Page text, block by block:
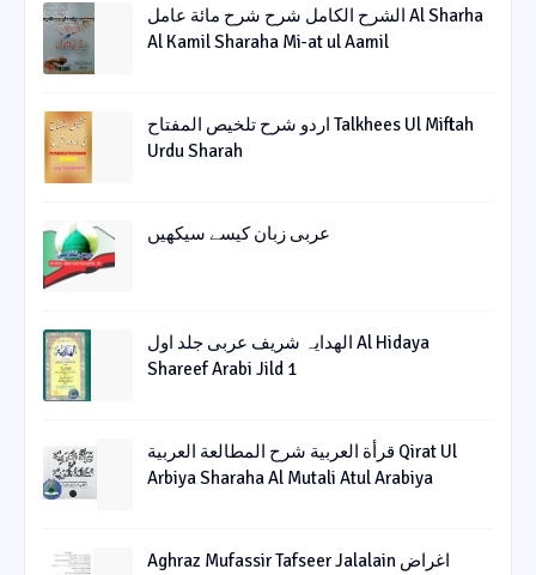
الشرح الکامل شرح شرح مائة عامل Al Sharha
Al Kamil Sharaha Mi-at ul Aamil
اردو شرح تلخیص المفتاح Talkhees Ul Miftah
Urdu Sharah
عربی زبان کیسے سیکھیں
الھدایہ شریف عربی جلد اول Al Hidaya
Shareef Arabi Jild 1
قرأة العربیة شرح المطالعة العربیة Qirat Ul
Arbiya Sharaha Al Mutali Atul Arabiya
Aghraz Mufassir Tafseer Jalalain اغراض